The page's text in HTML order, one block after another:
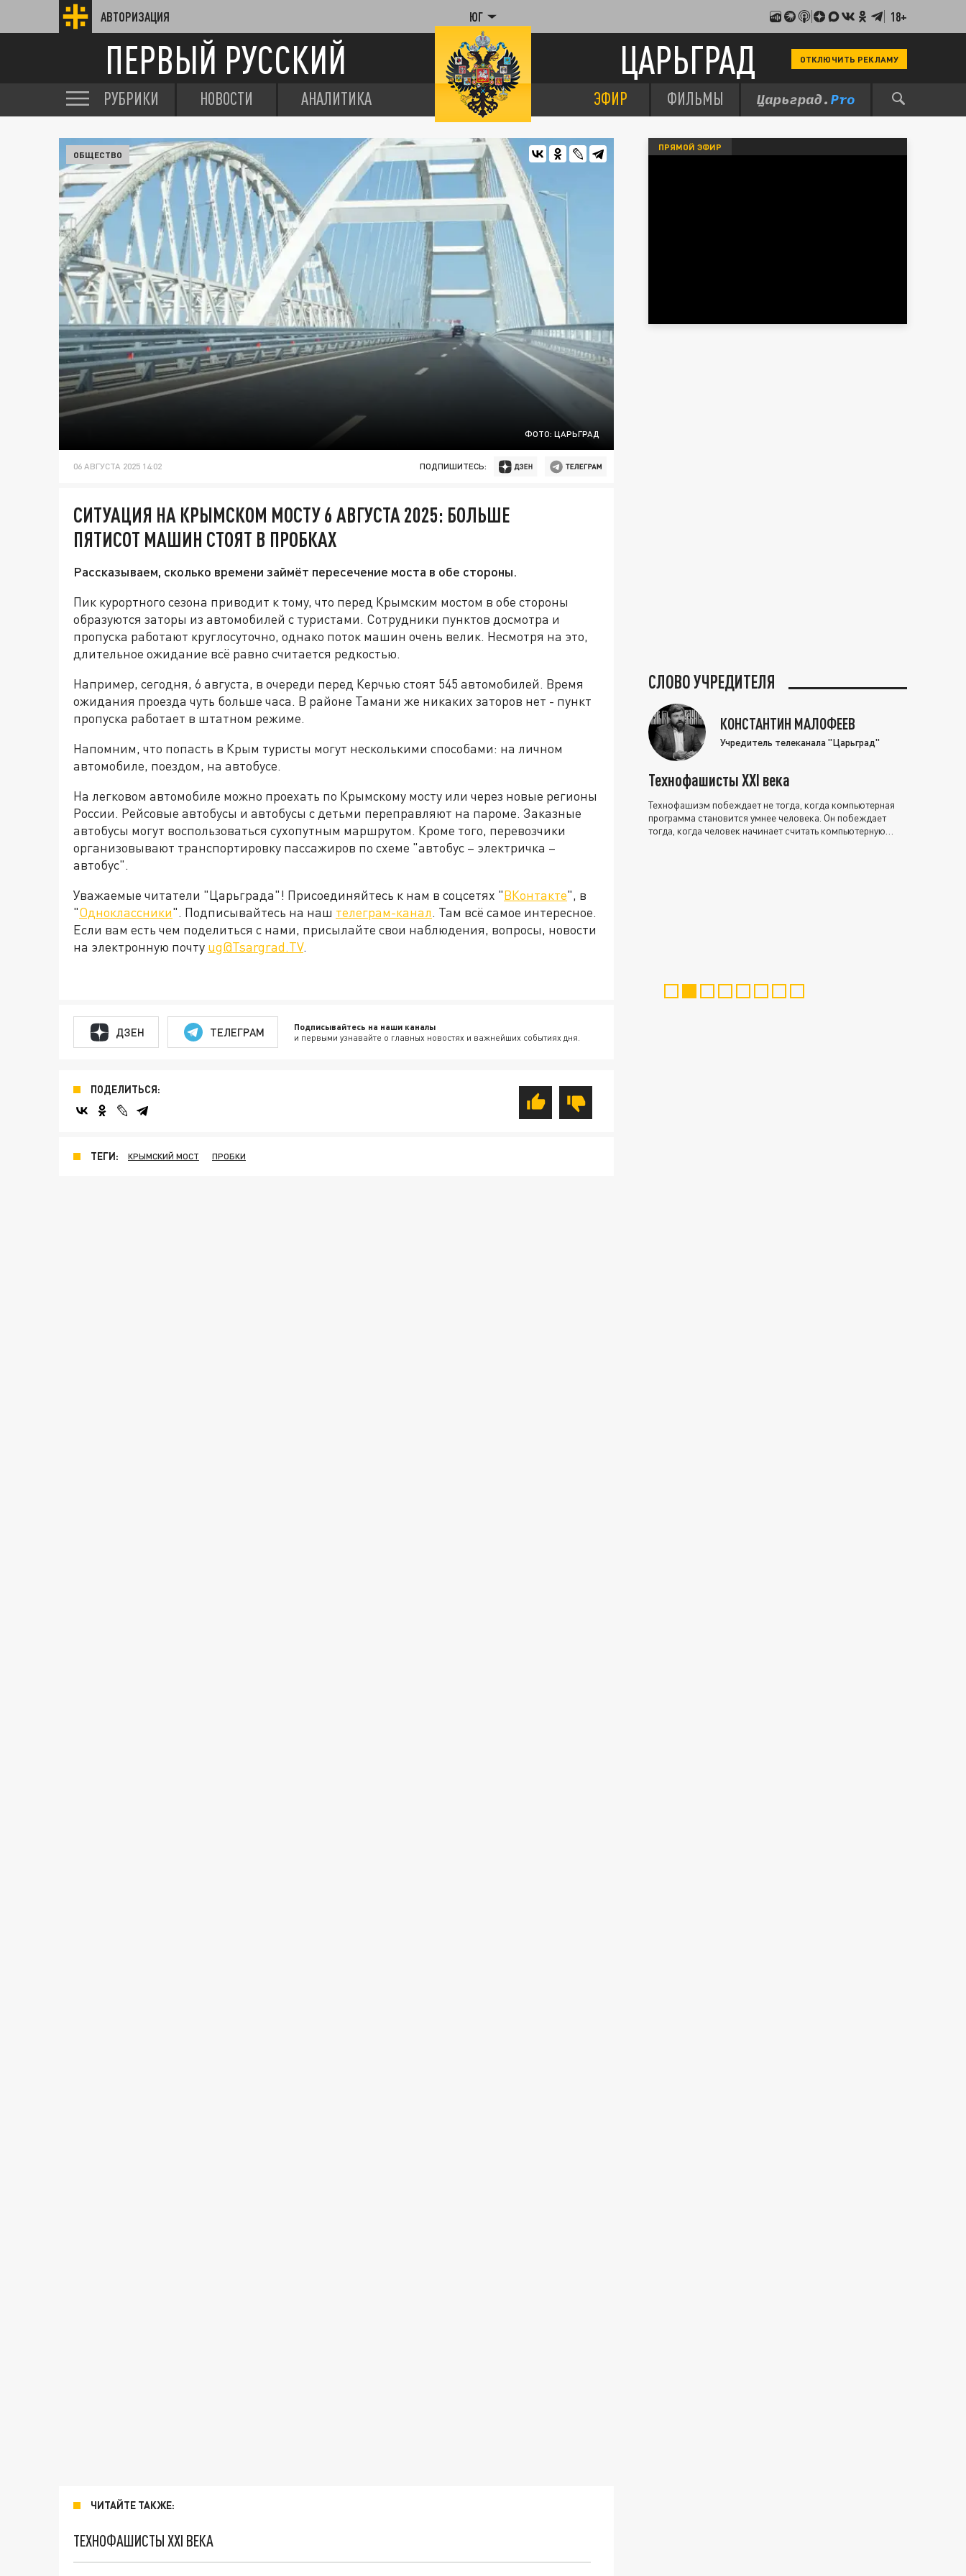
АВТОРИЗАЦИЯ ЮГ 18+
ПЕРВЫЙ РУССКИЙ ЦАРЬГРАД ОТКЛЮЧИТЬ РЕКЛАМУ
РУБРИКИ НОВОСТИ АНАЛИТИКА ЭФИР ФИЛЬМЫ
ФОТО: ЦАРЬГРАД
ОБЩЕСТВО
06 АВГУСТА 2025 14:02 ПОДПИШИТЕСЬ:
СИТУАЦИЯ НА КРЫМСКОМ МОСТУ 6 АВГУСТА 2025: БОЛЬШЕ
ПЯТИСОТ МАШИН СТОЯТ В ПРОБКАХ
Рассказываем, сколько времени займёт пересечение моста в обе стороны.
Пик курортного сезона приводит к тому, что перед Крымским мостом в обе стороны
образуются заторы из автомобилей с туристами. Сотрудники пунктов досмотра и
пропуска работают круглосуточно, однако поток машин очень велик. Несмотря на это,
длительное ожидание всё равно считается редкостью.
Например, сегодня, 6 августа, в очереди перед Керчью стоят 545 автомобилей. Время
ожидания проезда чуть больше часа. В районе Тамани же никаких заторов нет - пункт
пропуска работает в штатном режиме.
Напомним, что попасть в Крым туристы могут несколькими способами: на личном
автомобиле, поездом, на автобусе.
На легковом автомобиле можно проехать по Крымскому мосту или через новые регионы
России. Рейсовые автобусы и автобусы с детьми переправляют на пароме. Заказные
автобусы могут воспользоваться сухопутным маршрутом. Кроме того, перевозчики
организовывают транспортировку пассажиров по схеме "автобус – электричка –
автобус".
Уважаемые читатели "Царьграда"! Присоединяйтесь к нам в соцсетях "ВКонтакте", в
"Одноклассники". Подписывайтесь на наш телеграм-канал. Там всё самое интересное.
Если вам есть чем поделиться с нами, присылайте свои наблюдения, вопросы, новости
на электронную почту ug@Tsargrad.TV.
ДЗЕН ТЕЛЕГРАМ Подписывайтесь на наши каналы
и первыми узнавайте о главных новостях и важнейших событиях дня.
ПОДЕЛИТЬСЯ:
ТЕГИ: КРЫМСКИЙ МОСТ ПРОБКИ
ЧИТАЙТЕ ТАКЖЕ:
ТЕХНОФАШИСТЫ XXI ВЕКА
ПРЯМОЙ ЭФИР
СЛОВО УЧРЕДИТЕЛЯ
КОНСТАНТИН МАЛОФЕЕВ
Учредитель телеканала "Царьград"
Технофашисты XXI века
Технофашизм побеждает не тогда, когда компьютерная
программа становится умнее человека. Он побеждает
тогда, когда человек начинает считать компьютерную